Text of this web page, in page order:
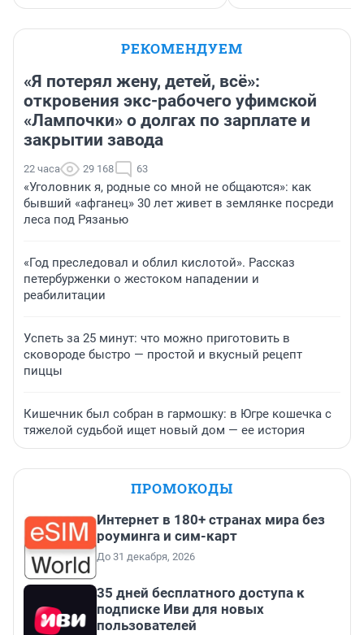
РЕКОМЕНДУЕМ
«Я потерял жену, детей, всё»:
откровения экс-рабочего уфимской
«Лампочки» о долгах по зарплате и
закрытии завода
22 часа 29 168 63
«Уголовник я, родные со мной не общаются»: как
бывший «афганец» 30 лет живет в землянке посреди
леса под Рязанью
«Год преследовал и облил кислотой». Рассказ
петербурженки о жестоком нападении и
реабилитации
Успеть за 25 минут: что можно приготовить в
сковороде быстро — простой и вкусный рецепт
пиццы
Кишечник был собран в гармошку: в Югре кошечка с
тяжелой судьбой ищет новый дом — ее история
ПРОМОКОДЫ
Интернет в 180+ странах мира без
роуминга и сим-карт
До 31 декабря, 2026
35 дней бесплатного доступа к
подписке Иви для новых
пользователей